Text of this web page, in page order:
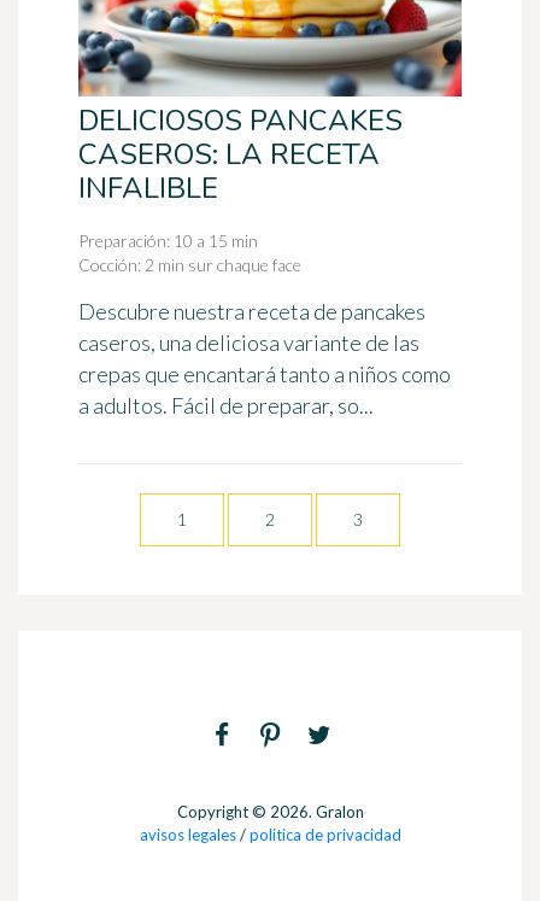
DELICIOSOS PANCAKES
CASEROS: LA RECETA
INFALIBLE
Preparación: 10 a 15 min
Cocción: 2 min sur chaque face
Descubre nuestra receta de pancakes
caseros, una deliciosa variante de las
crepas que encantará tanto a niños como
a adultos. Fácil de preparar, so...
1 2 3
Copyright © 2026. Gralon
avisos legales/politica de privacidad